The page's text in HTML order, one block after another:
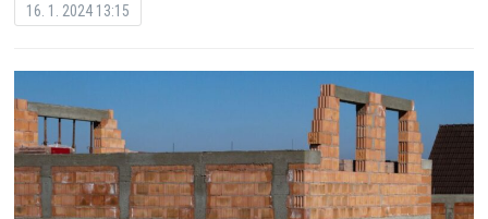
16. 1. 2024 13:15